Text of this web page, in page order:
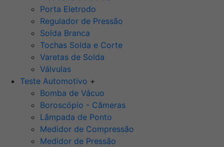
Porta Eletrodo
Regulador de Pressão
Solda Branca
Tochas Solda e Corte
Varetas de Solda
Válvulas
Teste Automotivo +
Bomba de Vácuo
Boroscópio - Câmeras
Lâmpada de Ponto
Medidor de Compressão
Medidor de Pressão